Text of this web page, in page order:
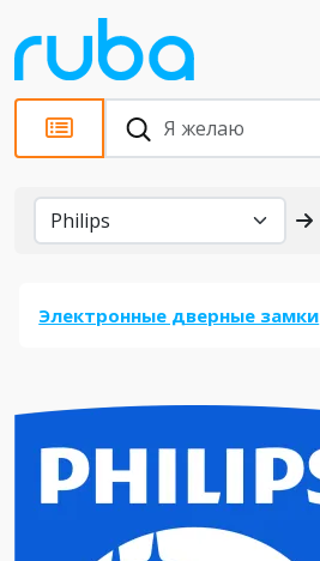
Бренды
Электронные дверные замки